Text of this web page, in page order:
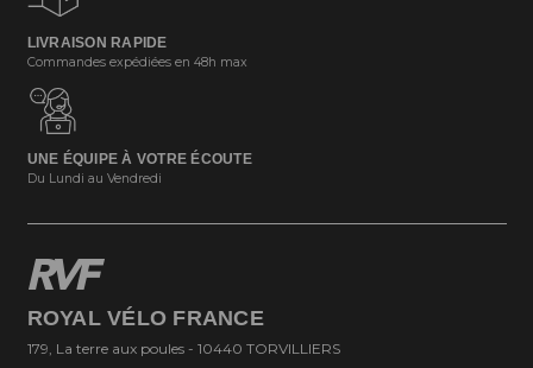
LIVRAISON RAPIDE
Commandes expédiées en 48h max
UNE ÉQUIPE À VOTRE ÉCOUTE
Du Lundi au Vendredi
ROYAL VÉLO FRANCE
179, La terre aux poules - 10440 TORVILLIERS